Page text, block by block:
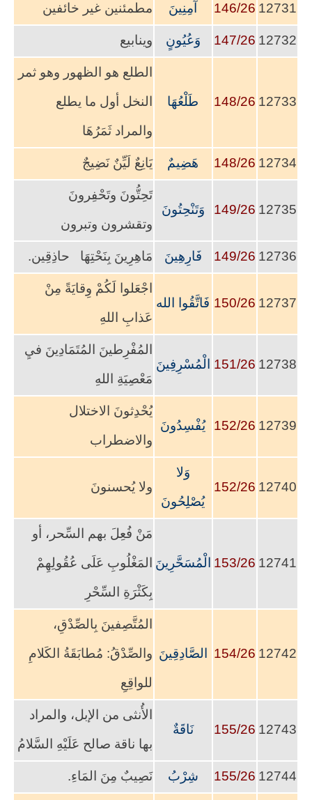
12731
146/26 آمِنِينَ مطمئنين غير خائفين
12732
147/26 وَعُيُونٍ وينابيع
12733
148/26 طَلْعُهَا
الطلع هو الظهور وهو ثمر
النخل أول ما يطلع
والمراد ثَمَرُهَا
12734
148/26 هَضِيمٌ يَانِعٌ لَيِّنٌ نَضِيجٌ
12735
149/26 وَتَنْحِتُونَ
تَحِتُّونَ وتَحْفِرونَ
وتقشرون وتبرون
12736
149/26 فَارِهِينَ مَاهِرِينَ بِنَحْتِهَا حاذِقِين.
12737
150/26 فَاتَّقُوا الله
اجْعَلوا لَكُمْ وِقايَةً مِنْ
عَذابِ اللهِ
12738
151/26 الْمُسْرِفِينَ
المُفْرِطينَ المُتَمَادِينَ فيِ
مَعْصِيَةِ اللهِ
12739
152/26 يُفْسِدُونَ
يُحْدِثونَ الاختلال
والاضطراب
12740
152/26
وَلا
يُصْلِحُونَ
ولا يُحسنونَ
12741
153/26 الْمُسَحَّرِينَ
مَنْ فُعِلَ بهم السِّحر، أو
المَغْلُوبِ عَلَى عُقُولِهِمْ
بِكَثْرَةِ السِّحْرِ
12742
154/26 الصَّادِقِينَ
المُتَّصِفينَ بِالصِّدْقِ،
والصِّدْقُ: مُطابَقَةُ الكَلامِ
للواقِعِ
12743
155/26 نَاقَةٌ
الأُنثى من الإبل، والمراد
بها ناقة صالح عَلَيْهِ السَّلامُ
12744
155/26 شِرْبُ نَصِيبٌ مِنَ المَاءِ.